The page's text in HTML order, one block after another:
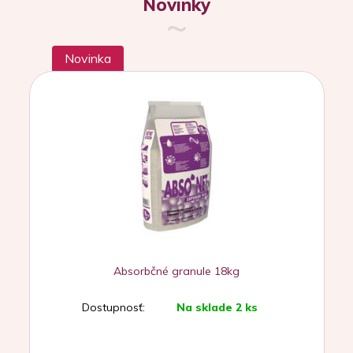
Novinky
Novinka
Absorbčné granule 18kg
Dostupnosť: Na sklade 2 ks